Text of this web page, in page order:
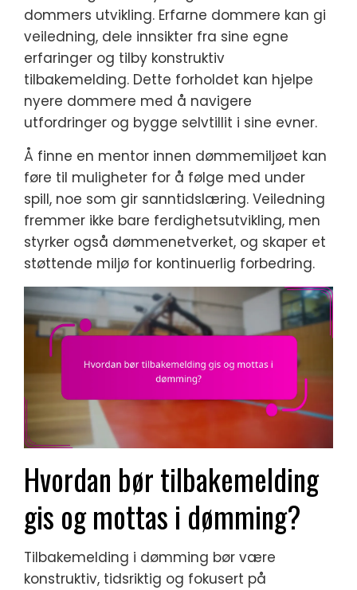
dommers utvikling. Erfarne dommere kan gi
veiledning, dele innsikter fra sine egne
erfaringer og tilby konstruktiv
tilbakemelding. Dette forholdet kan hjelpe
nyere dommere med å navigere
utfordringer og bygge selvtillit i sine evner.
Å finne en mentor innen dømmemiljøet kan
føre til muligheter for å følge med under
spill, noe som gir sanntidslæring. Veiledning
fremmer ikke bare ferdighetsutvikling, men
styrker også dømmenetverket, og skaper et
støttende miljø for kontinuerlig forbedring.
Hvordan bør tilbakemelding
gis og mottas i dømming?
Tilbakemelding i dømming bør være
konstruktiv, tidsriktig og fokusert på